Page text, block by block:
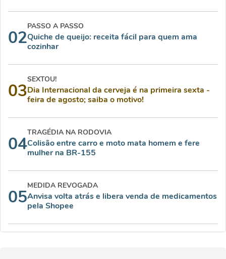
02
PASSO A PASSO
Quiche de queijo: receita fácil para quem ama
cozinhar
03
SEXTOU!
Dia Internacional da cerveja é na primeira sexta -
feira de agosto; saiba o motivo!
04
TRAGÉDIA NA RODOVIA
Colisão entre carro e moto mata homem e fere
mulher na BR-155
05
MEDIDA REVOGADA
Anvisa volta atrás e libera venda de medicamentos
pela Shopee